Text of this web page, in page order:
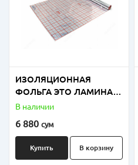
ИЗОЛЯЦИОННАЯ
ФОЛЬГА ЭТО ЛАМИНАТ
ПОЛИЭТИЛЕНОВОЙ И
ФОЛЬГИ
В наличии
6 880 сум
Купить В корзину